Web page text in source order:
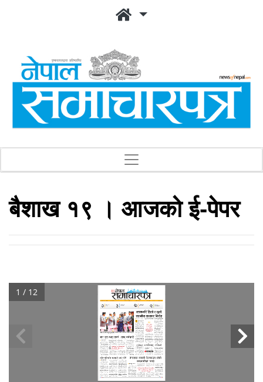
बैशाख १९ । आजको ई-पेपर
1 / 12